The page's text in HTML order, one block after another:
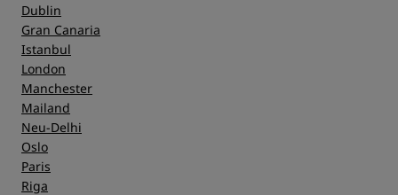
Dublin
Gran Canaria
Istanbul
London
Manchester
Mailand
Neu-Delhi
Oslo
Paris
Riga